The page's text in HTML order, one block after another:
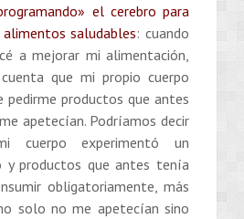
el cerebro para
alimentos saludables: cuando
a mejorar mi alimentación,
que mi propio cuerpo
pedirme productos que antes
apetecían. Podríamos decir
cuerpo experimentó un
y productos que antes tenía
obligatoriamente, más
solo no me apetecían sino